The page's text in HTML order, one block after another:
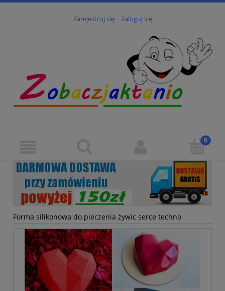
Zarejestruj się Zaloguj się
Forma silikonowa do pieczenia żywic serce techno